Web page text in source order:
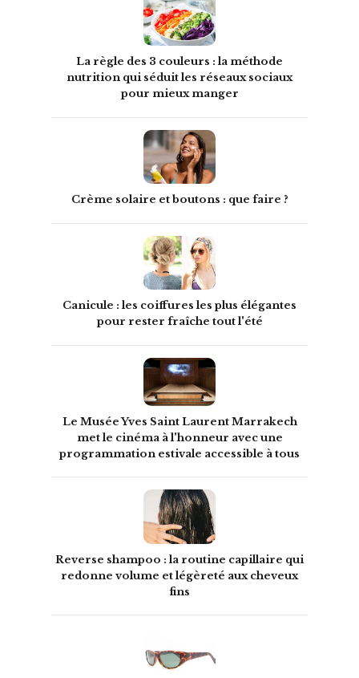
La règle des 3 couleurs : la méthode
nutrition qui séduit les réseaux sociaux
pour mieux manger
Crème solaire et boutons : que faire ?
Canicule : les coiffures les plus élégantes
pour rester fraîche tout l'été
Le Musée Yves Saint Laurent Marrakech
met le cinéma à l'honneur avec une
programmation estivale accessible à tous
Reverse shampoo : la routine capillaire qui
redonne volume et légèreté aux cheveux
fins